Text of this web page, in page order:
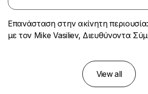
Επανάσταση στην ακίνητη
με τον Mike Vasiliev, Διευθύνοντα
View all